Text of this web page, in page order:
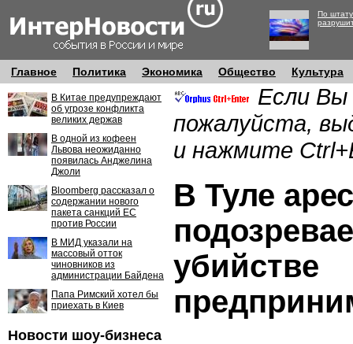
По
Главное Политика Экономика Общество Культура
В Китае предупреждают
об угрозе конфликта
великих держав
В одной из кофеен
Львова неожиданно
появилась Анджелина
Джоли
Bloomberg рассказал о
содержании нового
пакета санкций ЕС
против России
В МИД указали на
массовый отток
чиновников из
администрации Байдена
Папа Римский хотел бы
приехать в Киев
Новости шоу-бизнеса
Если Вы
пожалуйста,
и нажмите
В Туле
убийстве